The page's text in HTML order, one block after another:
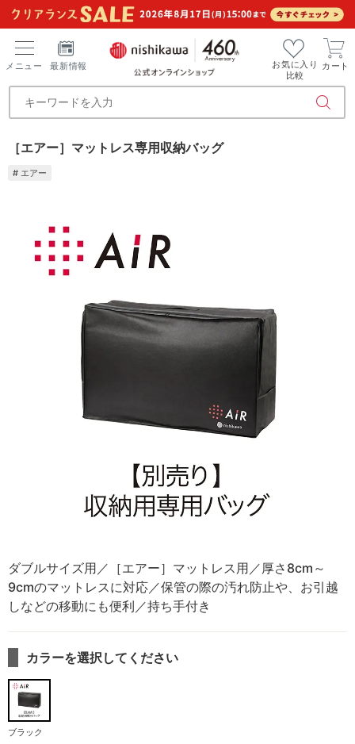
メニュー 最新情報
お気に入り
比較
カート
［エアー］マットレス専用収納バッグ
# エアー
ダブルサイズ用／［エアー］マットレス用／厚さ8cm～
9cmのマットレスに対応／保管の際の汚れ防止や、お引越
しなどの移動にも便利／持ち手付き
カラーを選択してください
ブラック